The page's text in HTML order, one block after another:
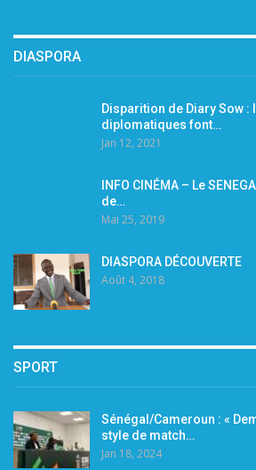
DIASPORA
Disparition de Diary Sow :
diplomatiques font…
Jan 12, 2021
INFO CINÉMA – Le
de…
Mai 25, 2019
DIASPORA DÉCOUVERTE
Août 4, 2018
SPORT
Sénégal/Cameroun : «
style de match…
Jan 18, 2024